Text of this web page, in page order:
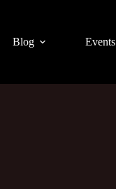
Blog Events